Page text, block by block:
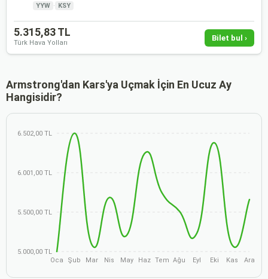
YYW · KSY
5.315,83 TL
Türk Hava Yolları
Bilet bul ›
Armstrong'dan Kars'ya Uçmak İçin En Ucuz Ay
Hangisidir?
6.502,00 TL
6.001,00 TL
5.500,00 TL
5.000,00 TL
Oca
Şub Mar Nis May Haz Tem Ağu Eyl Eki Kas Ara